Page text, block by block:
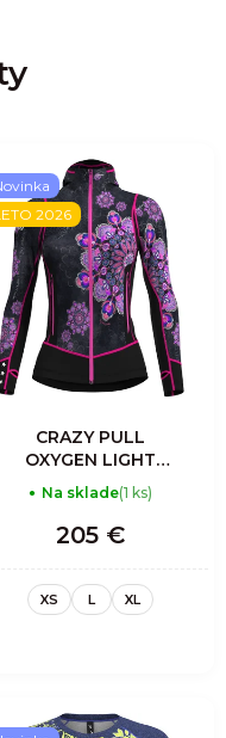
2026
CRAZY PULL
OXYGEN LIGHT
WOMAN
MANDALA
Na sklade(1 ks)
205 €
XS L XL